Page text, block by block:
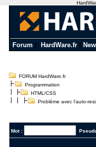
Forum HardWare.fr
FORUM HardWare.fr
Programmation
HTML/CSS
Problème avec l'auto-
Mot :